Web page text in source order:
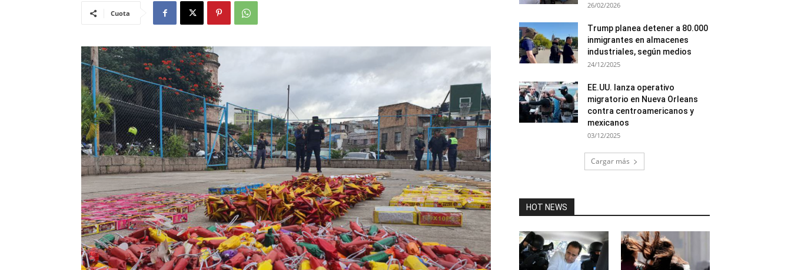
Cuota
26/02/2026
Trump planea detener a 80.000
inmigrantes en almacenes
industriales, según medios
24/12/2025
EE.UU. lanza operativo
migratorio en Nueva Orleans
contra centroamericanos y
mexicanos
03/12/2025
Cargar más
HOT NEWS